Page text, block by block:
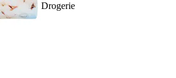
Drogerie